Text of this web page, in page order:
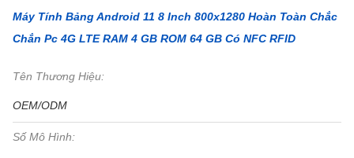
Máy Tính Bảng Android 11 8 Inch 800x1280 Hoàn Toàn Chắc
Chắn Pc 4G LTE RAM 4 GB ROM 64 GB Có NFC RFID
Tên Thương Hiệu:
OEM/ODM
Số Mô Hình: